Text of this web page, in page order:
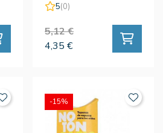
5(0)
5,12 €
4,35 €
-15%